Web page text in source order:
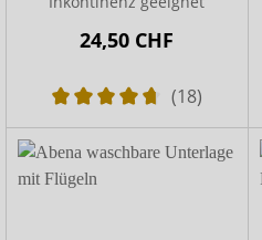
24,50 CHF
(18)